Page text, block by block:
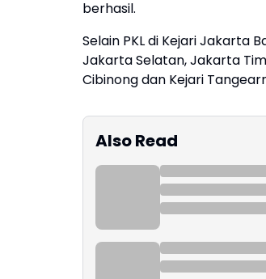
berhasil.
Selain PKL di Kejari Jakarta
Jakarta Selatan, Jakarta
Cibinong dan Kejari
Also Read